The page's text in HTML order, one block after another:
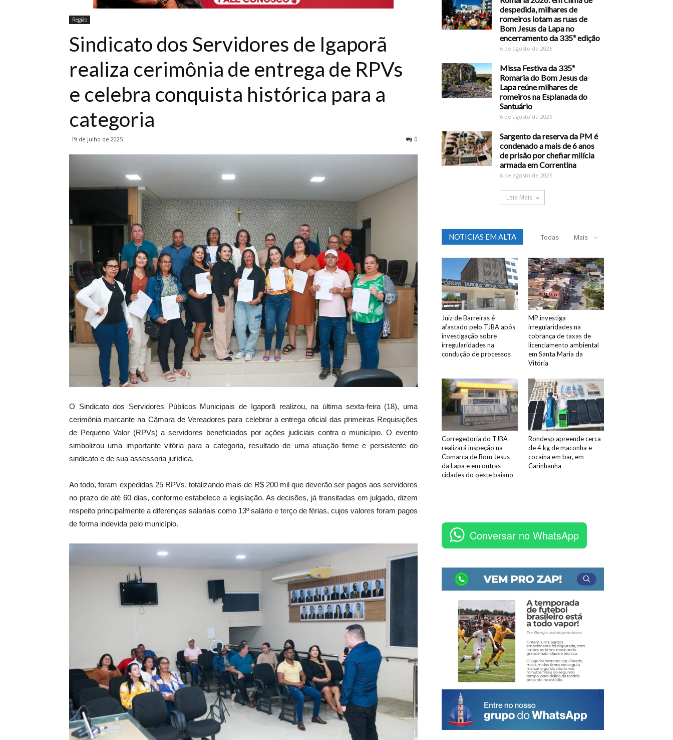
Região
Sindicato dos Servidores de Igaporã
realiza cerimônia de entrega de RPVs
e celebra conquista histórica para a
categoria
19 de julho de 2025 0
O Sindicato dos Servidores Públicos Municipais de Igaporã realizou, na última sexta-feira (18), uma
cerimônia marcante na Câmara de Vereadores para celebrar a entrega oficial das primeiras Requisições
de Pequeno Valor (RPVs) a servidores beneficiados por ações judiciais contra o município. O evento
simbolizou uma importante vitória para a categoria, resultado de uma atuação firme e persistente do
sindicato e de sua assessoria jurídica.
Ao todo, foram expedidas 25 RPVs, totalizando mais de R$ 200 mil que deverão ser pagos aos servidores
no prazo de até 60 dias, conforme estabelece a legislação. As decisões, já transitadas em julgado, dizem
respeito principalmente a diferenças salariais como 13º salário e terço de férias, cujos valores foram pagos
de forma indevida pelo município.
despedida, milhares de
romeiros lotam as ruas de
Bom Jesus da Lapa no
encerramento da 335ª edição
6 de agosto de 2026
Missa Festiva da 335ª
Romaria do Bom Jesus da
Lapa reúne milhares de
romeiros na Esplanada do
Santuário
6 de agosto de 2026
Sargento da reserva da PM é
condenado a mais de 6 anos
de prisão por chefiar milícia
armada em Correntina
6 de agosto de 2026
Leia Mais
NOTICIAS EM ALTA Todas Mais
Juiz de Barreiras é
afastado pelo TJBA após
investigação sobre
irregularidades na
condução de processos
MP investiga
irregularidades na
cobrança de taxas de
licenciamento ambiental
em Santa Maria da
Vitória
Corregedoria do TJBA
realizará inspeção na
Comarca de Bom Jesus
da Lapa e em outras
cidades do oeste baiano
Rondesp apreende cerca
de 4 kg de maconha e
cocaína em bar, em
Carinhanha
Conversar no WhatsApp